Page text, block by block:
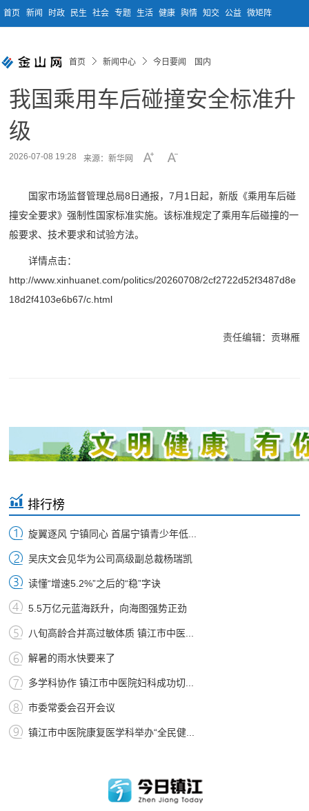
首页 新闻 时政 民生 社会 专题 生活 健康 舆情 知交 公益 微矩阵
首页 新闻中心 今日要闻 国内
我国乘用车后碰撞安全标准升
级
2026-07-08 19:28 来源：新华网
国家市场监督管理总局8日通报，7月1日起，新版《乘用车后碰
撞安全要求》强制性国家标准实施。该标准规定了乘用车后碰撞的一
般要求、技术要求和试验方法。
详情点击：
http://www.xinhuanet.com/politics/20260708/2cf2722d52f3487d8e
18d2f4103e6b67/c.html
责任编辑：贡琳雁
排行榜
旋翼逐风 宁镇同心 首届宁镇青少年低...
吴庆文会见华为公司高级副总裁杨瑞凯
读懂“增速5.2%”之后的“稳”字诀
5.5万亿元蓝海跃升，向海图强势正劲
八旬高龄合并高过敏体质 镇江市中医...
解暑的雨水快要来了
多学科协作 镇江市中医院妇科成功切...
市委常委会召开会议
镇江市中医院康复医学科举办“全民健...